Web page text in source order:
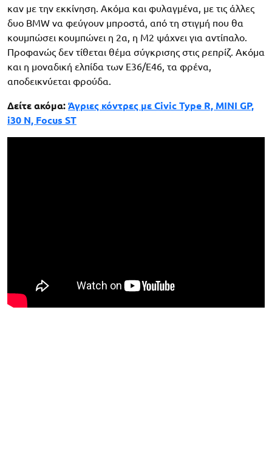
καν με την εκκίνηση. Ακόμα και φυλαγμένα, με τις άλλες
δυο BMW να φεύγουν μπροστά, από τη στιγμή που θα
κουμπώσει κουμπώνει η 2α, η M2 ψάχνει για αντίπαλο.
Προφανώς δεν τίθεται θέμα σύγκρισης στις ρεπρίζ. Ακόμα
και η μοναδική ελπίδα των E36/E46, τα φρένα,
αποδεικνύεται φρούδα.
Δείτε ακόμα: Άγριες κόντρες με Civic Type R, MINI GP,
i30 N, Focus ST